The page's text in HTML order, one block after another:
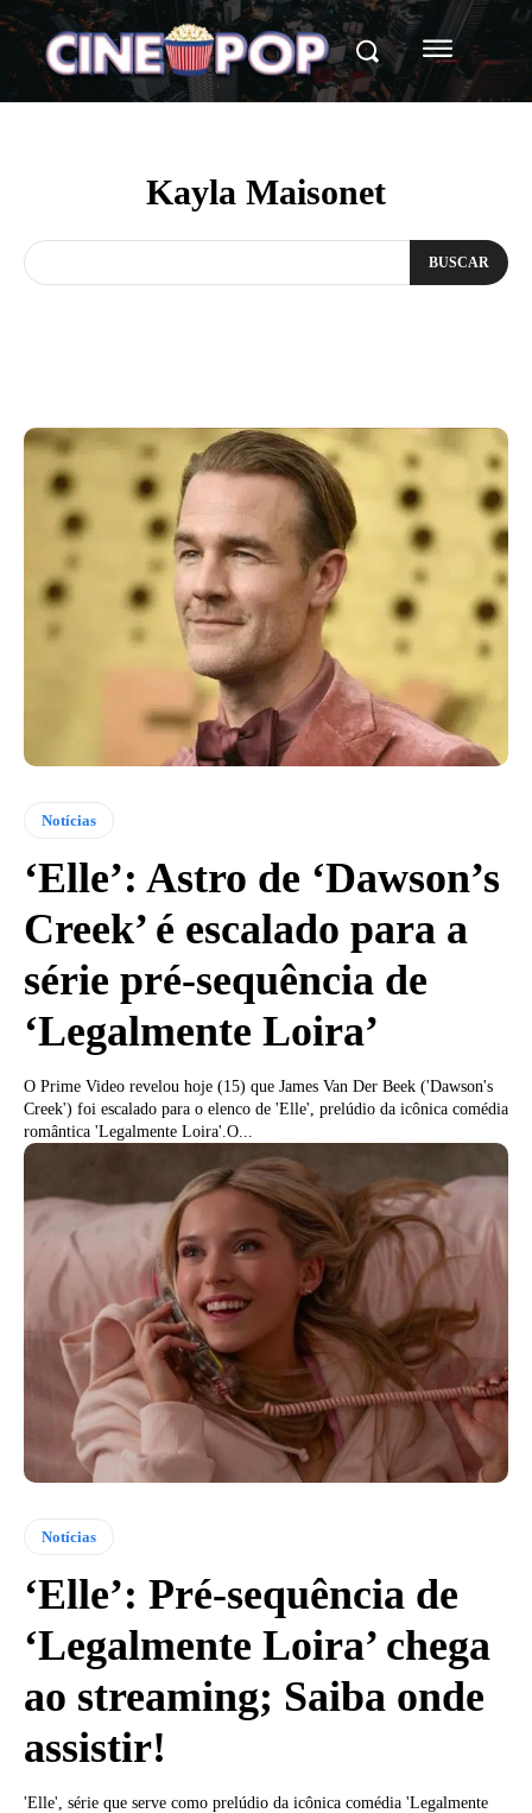
Kayla Maisonet
BUSCAR
Notícias
‘Elle’: Astro de ‘Dawson’s
Creek’ é escalado para a
série pré-sequência de
‘Legalmente Loira’
O Prime Video revelou hoje (15) que James Van Der Beek ('Dawson's
Creek') foi escalado para o elenco de 'Elle', prelúdio da icônica comédia
romântica 'Legalmente Loira'.O...
Notícias
‘Elle’: Pré-sequência de
‘Legalmente Loira’ chega
ao streaming; Saiba onde
assistir!
'Elle', série que serve como prelúdio da icônica comédia 'Legalmente